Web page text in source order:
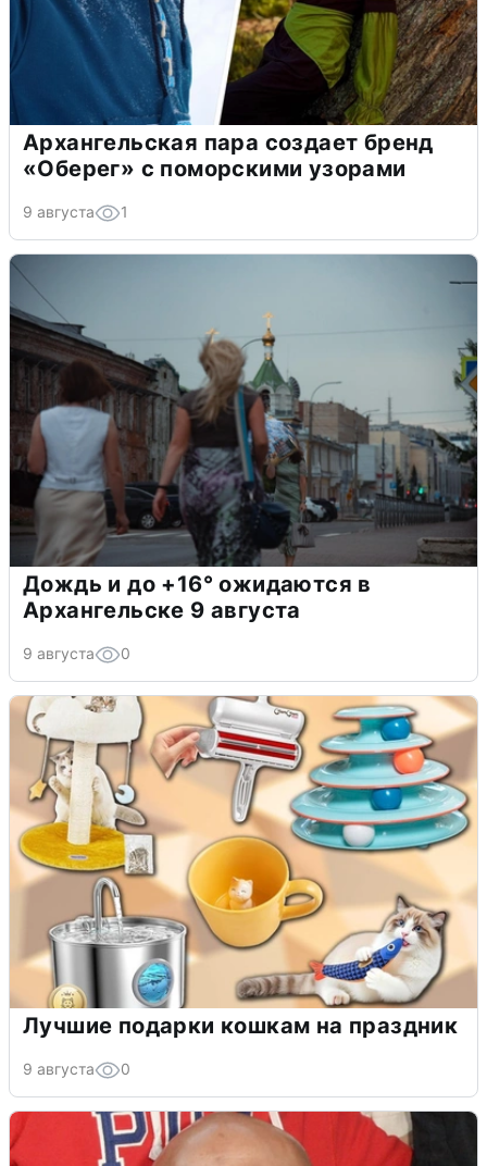
Архангельская пара создает бренд
«Оберег» с поморскими узорами
9 августа 1
Дождь и до +16° ожидаются в
Архангельске 9 августа
9 августа 0
Лучшие подарки кошкам на праздник
9 августа 0